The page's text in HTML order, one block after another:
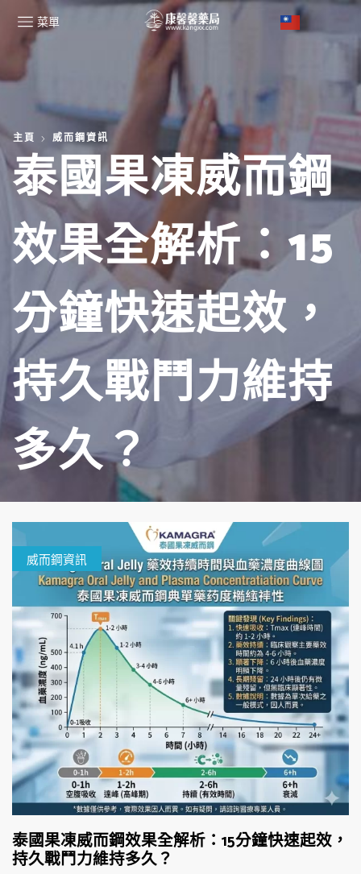
菜單
主頁 威而鋼資訊
泰國果凍威而鋼
效果全解析：15
分鐘快速起效，
持久戰鬥力維持
多久？
威而鋼資訊
泰國果凍威而鋼效果全解析：15分鐘快速起效，
持久戰鬥力維持多久？